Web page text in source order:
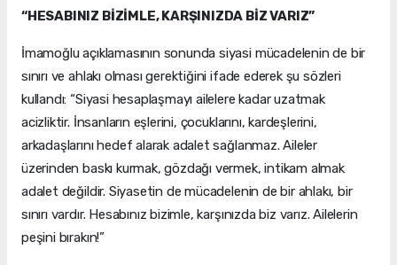
“HESABINIZ BİZİMLE, KARŞINIZDA BİZ VARIZ”
İmamoğlu açıklamasının sonunda siyasi mücadelenin de bir
sınırı ve ahlakı olması gerektiğini ifade ederek şu sözleri
kullandı: “Siyasi hesaplaşmayı ailelere kadar uzatmak
acizliktir. İnsanların eşlerini, çocuklarını, kardeşlerini,
arkadaşlarını hedef alarak adalet sağlanmaz. Aileler
üzerinden baskı kurmak, gözdağı vermek, intikam almak
adalet değildir. Siyasetin de mücadelenin de bir ahlakı, bir
sınırı vardır. Hesabınız bizimle, karşınızda biz varız. Ailelerin
peşini bırakın!”